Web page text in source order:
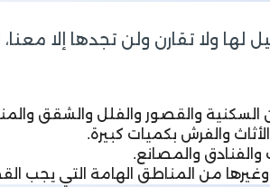
لها ولا تقارن ولن تجدها إلا
السكنية والقصور والفلل والشقق
والفرش بكميات كبيرة.
والمصانع.
من المناطق الهامة التي يجب